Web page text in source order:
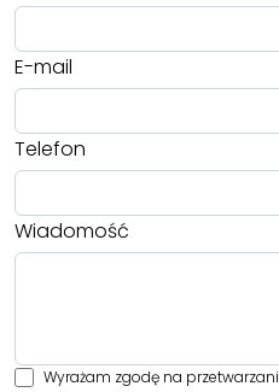
E-mail
Telefon
Wiadomość
Wyrażam zgodę na